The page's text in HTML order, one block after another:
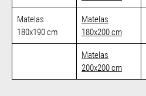
Matelas
180x190 cm
Matelas
180x200 cm
Matelas
200x200 cm